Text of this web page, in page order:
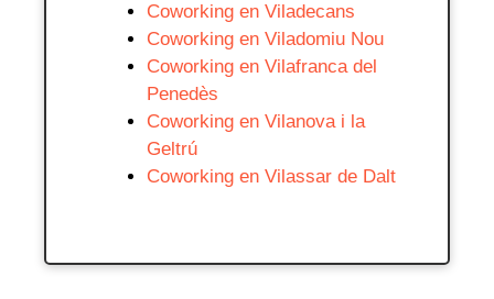
Coworking en Viladecans
Coworking en Viladomiu Nou
Coworking en Vilafranca del
Penedès
Coworking en Vilanova i la
Geltrú
Coworking en Vilassar de Dalt